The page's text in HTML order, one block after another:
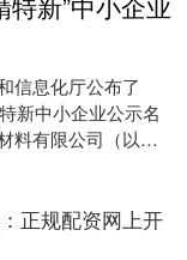
信息化厅公布了
新中小企业公示名
料有限公司（以下
在铜箔添加剂和光
正规配资网上开